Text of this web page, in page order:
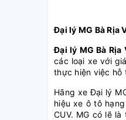
Đại lý MG Bà Rịa
Đại lý MG Bà Rịa
các loại xe với
thực hiện việc hỗ
Hãng xe Đại lý
hiệu xe ô tô
CUV. MG có lẽ